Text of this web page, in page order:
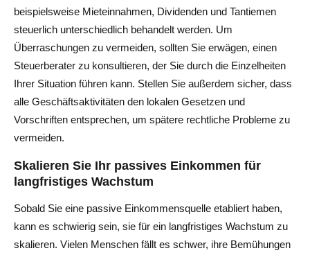
beispielsweise Mieteinnahmen, Dividenden und Tantiemen
steuerlich unterschiedlich behandelt werden. Um
Überraschungen zu vermeiden, sollten Sie erwägen, einen
Steuerberater zu konsultieren, der Sie durch die Einzelheiten
Ihrer Situation führen kann. Stellen Sie außerdem sicher, dass
alle Geschäftsaktivitäten den lokalen Gesetzen und
Vorschriften entsprechen, um spätere rechtliche Probleme zu
vermeiden.
Skalieren Sie Ihr passives Einkommen für
langfristiges Wachstum
Sobald Sie eine passive Einkommensquelle etabliert haben,
kann es schwierig sein, sie für ein langfristiges Wachstum zu
skalieren. Vielen Menschen fällt es schwer, ihre Bemühungen